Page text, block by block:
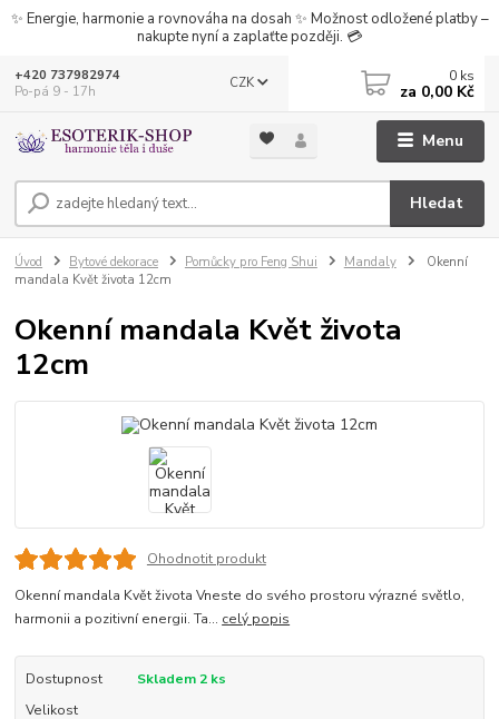
✨ Energie, harmonie a rovnováha na dosah ✨ Možnost odložené platby –
nakupte nyní a zaplaťte později. 💳
Menu
CZK
Hledat
+420 737982974
Po-pá 9 - 17h
0 ks
za 0,00 Kč
Úvod Bytové dekorace Pomůcky pro Feng Shui Mandaly
Okenní
mandala Květ života 12cm
Okenní mandala Květ života
12cm
Ohodnotit produkt
Okenní mandala Květ života Vneste do svého prostoru výrazné světlo,
harmonii a pozitivní energii. Ta... celý popis
Dostupnost
Skladem 2 ks
Velikost